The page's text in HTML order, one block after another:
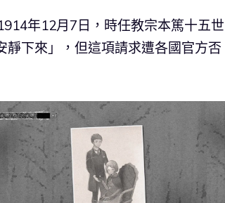
年12月7日，時任教宗本篤十五
下來」，但這項請求遭各國官方否